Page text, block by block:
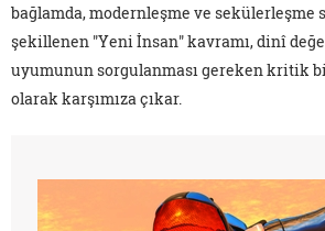
bağlamda, modernleşme ve
şekillenen "Yeni İnsan" kavramı, dinî
uyumunun sorgulanması gereken kritik
olarak karşımıza çıkar.